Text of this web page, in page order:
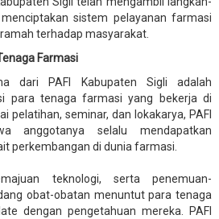
sistem pelayanan farmasi
terhadap masyarakat.
Farmasi
dari PAFI Kabupaten Sigli adalah
para tenaga farmasi yang bekerja di
pelatihan, seminar, dan lokakarya, PAFI
anggotanya selalu mendapatkan
perkembangan di dunia farmasi.
teknologi, serta penemuan-
obat-obatan menuntut para tenaga
dengan pengetahuan mereka. PAFI